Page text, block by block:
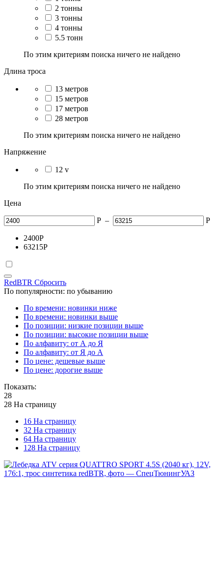
2 тонны
3 тонны
4 тонны
5.5 тонн
По этим критериям поиска ничего не найдено
Длина троса
13 метров
15 метров
17 метров
28 метров
По этим критериям поиска ничего не найдено
Напряжение
12 v
По этим критериям поиска ничего не найдено
Цена
Р – Р
2400Р
63215Р
RedBTR Сбросить
По популярности: по убыванию
По времени: новинки ниже
По времени: новинки выше
По позиции: низкие позиции выше
По позиции: высокие позиции выше
По алфавиту: от А до Я
По алфавиту: от Я до А
По цене: дешевые выше
По цене: дорогие выше
Показать:
28
28 На страницу
16 На страницу
32 На страницу
64 На страницу
128 На страницу